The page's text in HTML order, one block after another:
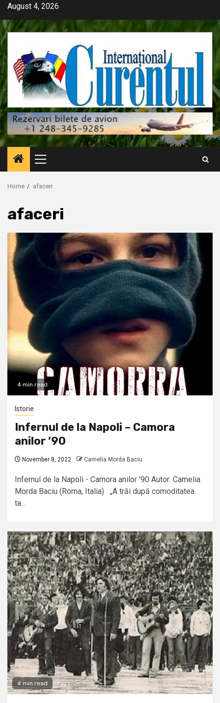
Skip
content
August 4, 2026
Primary
Menu
Home afaceri
afaceri
4 min read
Istorie
Infernul de la Napoli – Camora
anilor ’90
November 8, 2022 Camelia Morda Baciu
Infernul de la Napoli - Camora anilor '90 Autor: Camelia
Morda Baciu (Roma, Italia) „A trăi după comoditatea
ta...
4 min read